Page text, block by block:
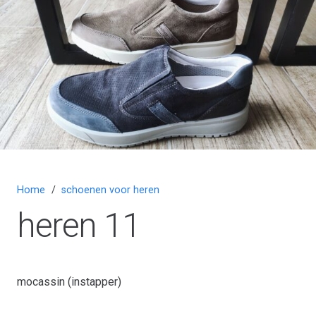
Home / schoenen voor heren
heren 11
mocassin (instapper)